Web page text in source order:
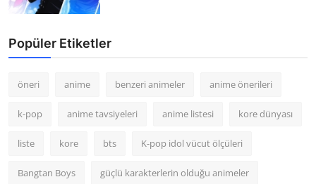
Popüler Etiketler
öneri anime benzeri animeler anime önerileri
k-pop anime tavsiyeleri anime listesi kore dünyası
liste kore bts K-pop idol vücut ölçüleri
Bangtan Boys güçlü karakterlerin olduğu animeler